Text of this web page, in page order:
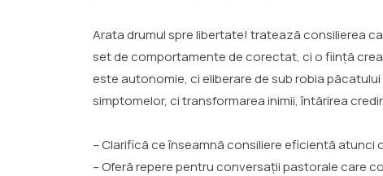
Arata drumul spre libertate! tratează consilierea
set de comportamente de corectat, ci o ființă
este autonomie, ci eliberare de sub robia
simptomelor, ci transformarea inimii, întărirea
– Clarifică ce înseamnă consiliere eficientă
– Oferă repere pentru conversații pastorale care